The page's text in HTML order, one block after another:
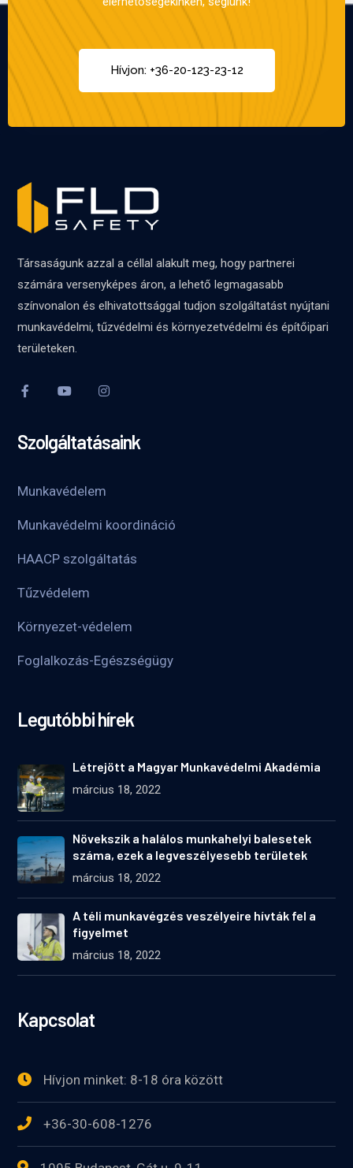
Hívjon: +36-20-123-23-12
Társaságunk azzal a céllal alakult meg, hogy partnerei
számára versenyképes áron, a lehető legmagasabb
színvonalon és elhivatottsággal tudjon szolgáltatást nyújtani
munkavédelmi, tűzvédelmi és környezetvédelmi és építőipari
területeken.
Szolgáltatásaink
Munkavédelem
Munkavédelmi koordináció
HAACP szolgáltatás
Tűzvédelem
Környezet-védelem
Foglalkozás-Egészségügy
Legutóbbi hírek
Létrejött a Magyar Munkavédelmi Akadémia
március 18, 2022
Növekszik a halálos munkahelyi balesetek
száma, ezek a legveszélyesebb területek
március 18, 2022
A téli munkavégzés veszélyeire hívták fel a
figyelmet
március 18, 2022
Kapcsolat
Hívjon minket: 8-18 óra között
+36-30-608-1276